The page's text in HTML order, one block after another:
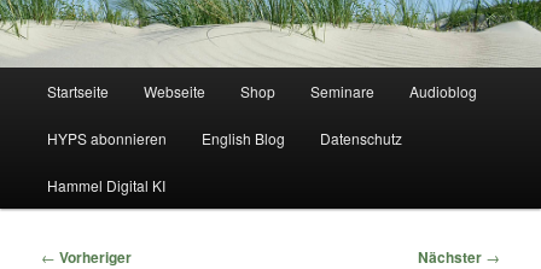
Zum
primären
Inhalt
springen
Zum
sekundären
Inhalt
springen
Startseite Webseite Shop Seminare Audioblog
HYPS abonnieren English Blog Datenschutz
Hammel Digital KI
Beitragsnavigation
← Vorheriger Nächster →